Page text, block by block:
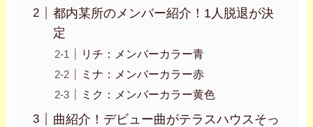
都内某所のメンバー紹介！1人脱退が決
定
リチ：メンバーカラー青
ミナ：メンバーカラー赤
ミク：メンバーカラー黄色
曲紹介！デビュー曲がテラスハウスそっ